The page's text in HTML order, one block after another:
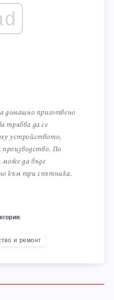
домашно приготвено
трябва да се
устройството,
производство. По
да бъде
към три спътника.
и ремонт